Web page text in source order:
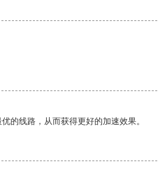
的线路，从而获得更好的加速效果。